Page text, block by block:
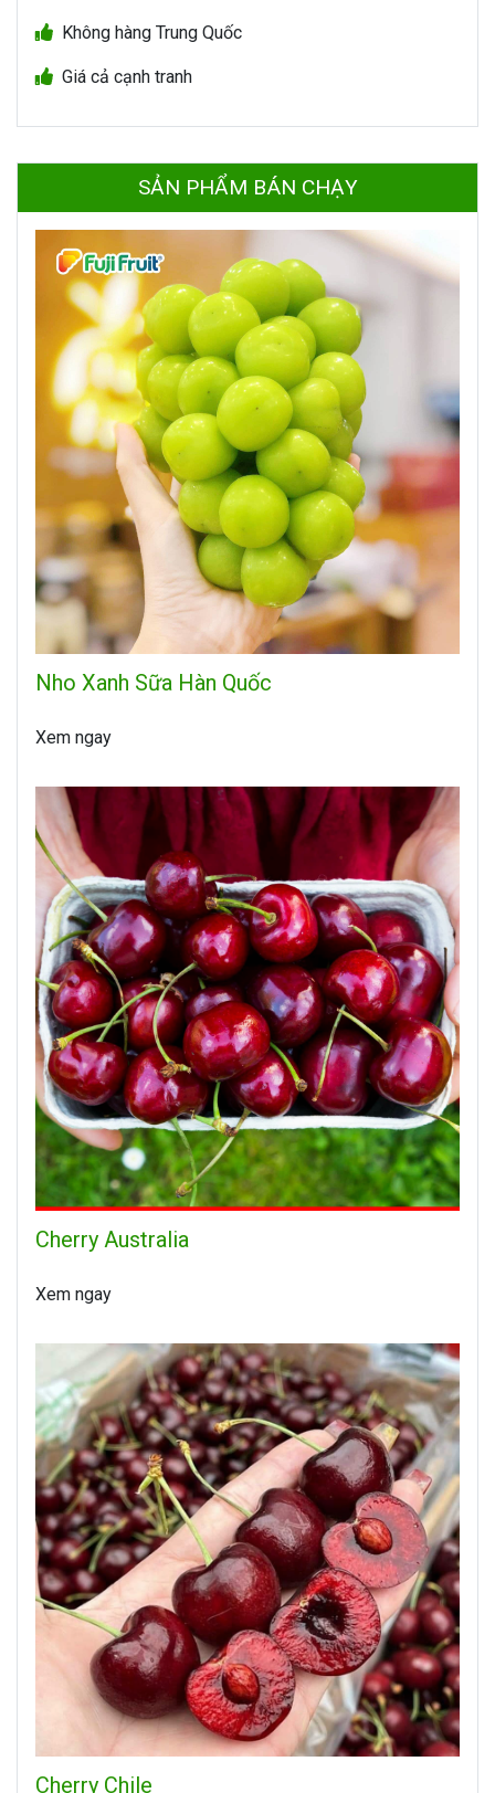
Không hàng Trung Quốc
Giá cả cạnh tranh
SẢN PHẨM BÁN CHẠY
Nho Xanh Sữa Hàn Quốc
Xem ngay
Cherry Australia
Xem ngay
Cherry Chile